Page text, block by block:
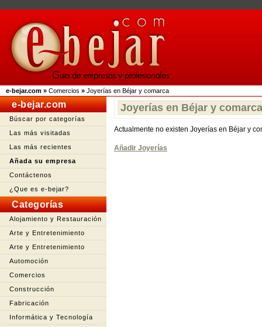
e-bejar.com » Comercios » Joyerías en Béjar y comarca
e-bejar.com
Búscar por categorías
Las más visitadas
Las más recientes
Añada su empresa
Contáctenos
¿Que es e-bejar?
Categorías
Alojamiento y Restauración
Arte y Entretenimiento
Arte y Entretenimiento
Automoción
Comercios
Construcción
Fabricación
Informática y Tecnología
Joyerías en Béjar y comarca
Actualmente no existen Joyerías en Béjar y
Añadir Joyerías